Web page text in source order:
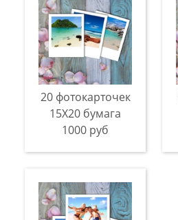
20 фотокарточек
15Х20 бумага
1000 руб